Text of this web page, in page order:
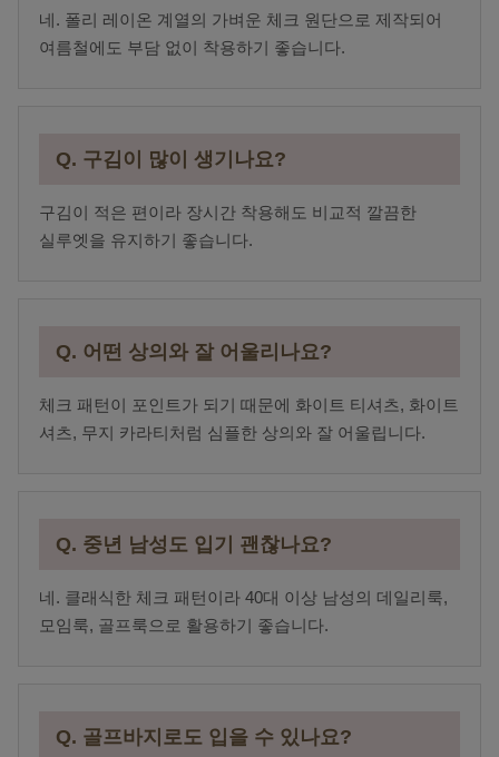
네. 폴리 레이온 계열의 가벼운 체크 원단으로 제작되어
여름철에도 부담 없이 착용하기 좋습니다.
Q. 구김이 많이 생기나요?
구김이 적은 편이라 장시간 착용해도 비교적 깔끔한
실루엣을 유지하기 좋습니다.
Q. 어떤 상의와 잘 어울리나요?
체크 패턴이 포인트가 되기 때문에 화이트 티셔츠, 화이트
셔츠, 무지 카라티처럼 심플한 상의와 잘 어울립니다.
Q. 중년 남성도 입기 괜찮나요?
네. 클래식한 체크 패턴이라 40대 이상 남성의 데일리룩,
모임룩, 골프룩으로 활용하기 좋습니다.
Q. 골프바지로도 입을 수 있나요?